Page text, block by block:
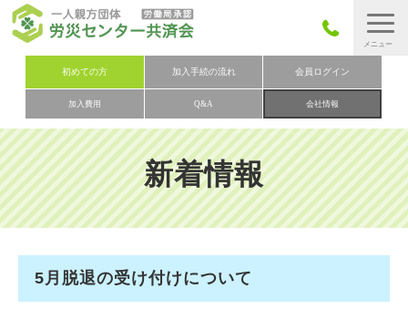
初めての方 加入手続の流れ 会員ログイン
加入費用 Q&A 会社情報
労災保険とは
労災保険の取りまとめ
労災保険加入手続きの流れ
加入費用
加入申込み
お問い合わせ
新着情報
5月脱退の受け付けについて